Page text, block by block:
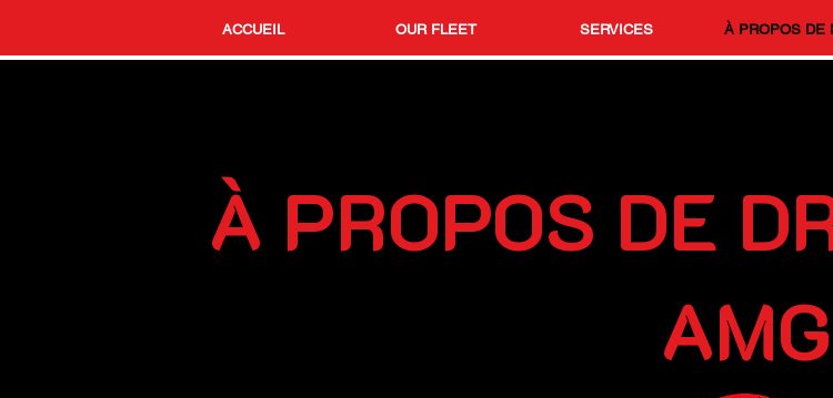
ACCUEIL OUR FLEET SERVICES À PROPOS DE
À PROPOS DE
AMG